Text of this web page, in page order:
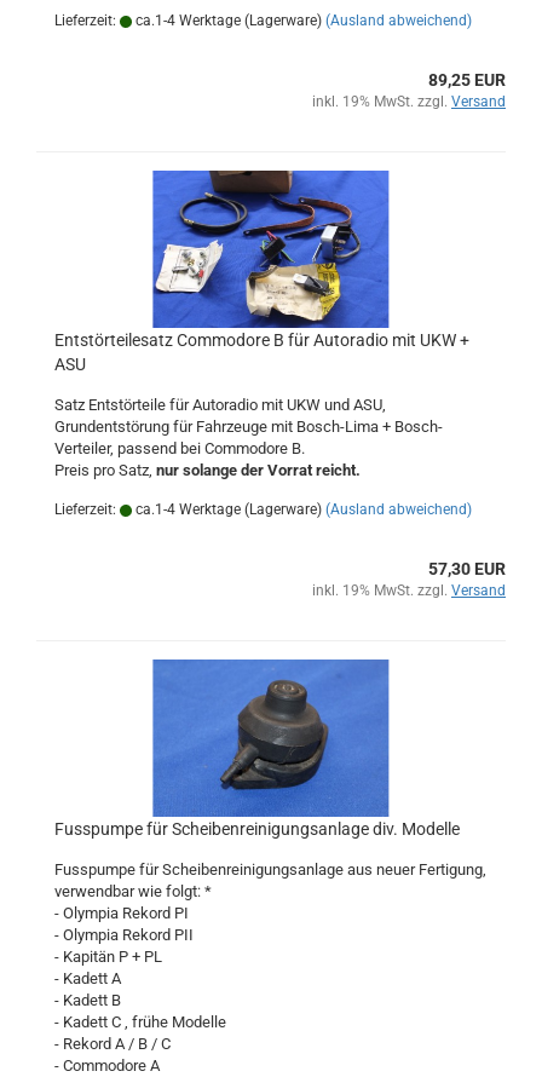
Lieferzeit: ca.1-4 Werktage (Lagerware) (Ausland abweichend)
89,25 EUR
inkl. 19% MwSt. zzgl. Versand
Entstörteilesatz Commodore B für Autoradio mit UKW +
ASU
Satz Entstörteile für Autoradio mit UKW und ASU,
Grundentstörung für Fahrzeuge mit Bosch-Lima + Bosch-
Verteiler, passend bei Commodore B.
Preis pro Satz, nur solange der Vorrat reicht.
Lieferzeit: ca.1-4 Werktage (Lagerware) (Ausland abweichend)
57,30 EUR
inkl. 19% MwSt. zzgl. Versand
Fusspumpe für Scheibenreinigungsanlage div. Modelle
Fusspumpe für Scheibenreinigungsanlage aus neuer Fertigung,
verwendbar wie folgt: *
- Olympia Rekord PI
- Olympia Rekord PII
- Kapitän P + PL
- Kadett A
- Kadett B
- Kadett C , frühe Modelle
- Rekord A / B / C
- Commodore A